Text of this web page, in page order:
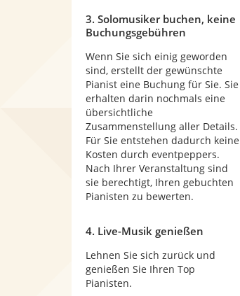
3. Solomusiker buchen, keine
Buchungsgebühren
Wenn Sie sich einig geworden
sind, erstellt der gewünschte
Pianist eine Buchung für Sie. Sie
erhalten darin nochmals eine
übersichtliche
Zusammenstellung aller Details.
Für Sie entstehen dadurch keine
Kosten durch eventpeppers.
Nach Ihrer Veranstaltung sind
sie berechtigt, Ihren gebuchten
Pianisten zu bewerten.
4. Live-Musik genießen
Lehnen Sie sich zurück und
genießen Sie Ihren Top
Pianisten.